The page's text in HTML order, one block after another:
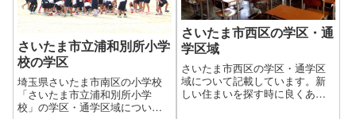
探しができるようにページを作
成しました。
物件探しができるように学区に
ついてのページを作成していま
す。
さいたま市立浦和別所小学
校の学区
埼玉県さいたま市南区の小学校
「さいたま市立浦和別所小学
校」の学区・通学区域について
さいたま市西区の学区・通
学区域
さいたま市西区の学区・通学区
域について記載しています。新
しい住まいを探す時に良くある